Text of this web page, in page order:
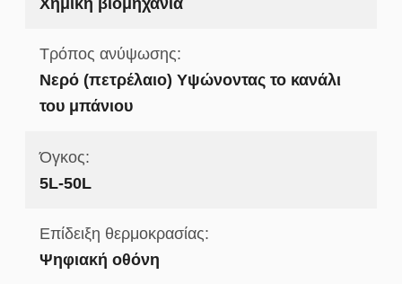
Τρόπος ανύψωσης:
Νερό (πετρέλαιο) Υψώνοντας το κανάλι
του μπάνιου
Όγκος:
5L-50L
Επίδειξη θερμοκρασίας:
Ψηφιακή οθόνη